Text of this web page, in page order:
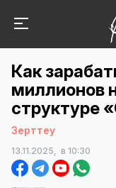
Как
миллионов
структуре
Зерттеу
13.11.2025, в 10:30